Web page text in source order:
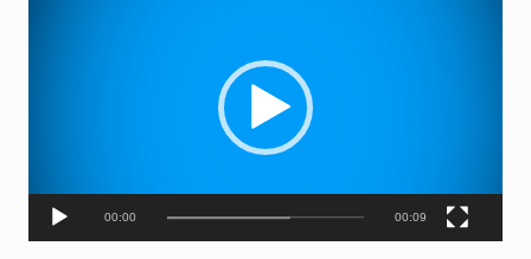
e
í
00:00 00:09